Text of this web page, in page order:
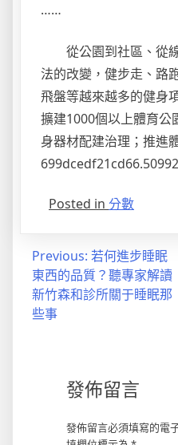
……
從公園到社區、從
法的改變，健步走、路
飛盤等越來越多的健身
擴建1000個以上體育公
身器材配建治理；推進
Posted in 分數
Previous: 若何進步睡眠
東西的品質？聽專家解讀
新竹森和診所關于睡眠那
些事
發佈留言
發佈留言必須填寫的電